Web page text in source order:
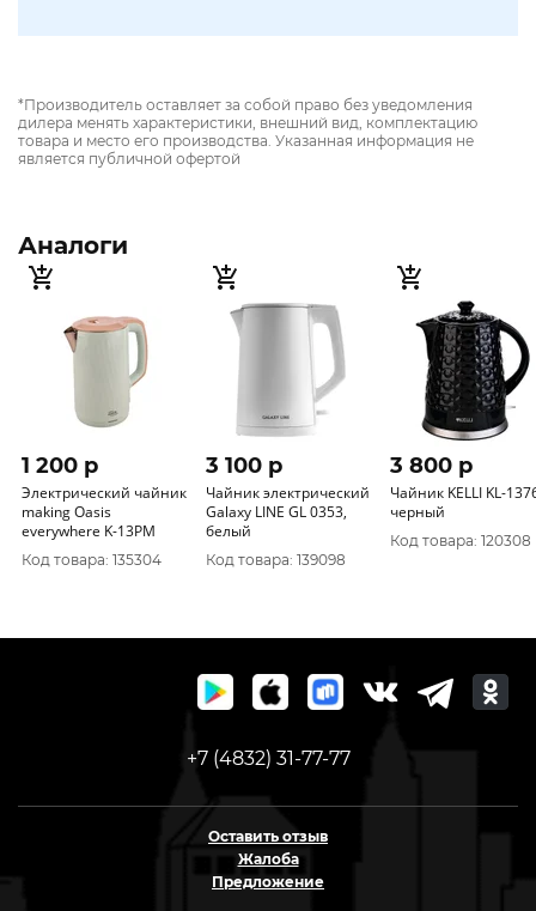
*Производитель оставляет за собой право без уведомления
дилера менять характеристики, внешний вид, комплектацию
товара и место его производства. Указанная информация не
является публичной офертой
Аналоги
1 200 p
Электрический чайник
making Оasis
everywhere K-13PM
Код товара: 135304
3 100 p
Чайник электрический
Galaxy LINE GL 0353,
белый
Код товара: 139098
3 800 p
Чайник KELLI KL-
черный
Код товара: 120308
+7 (4832) 31-77-77
Оставить отзыв
Жалоба
Предложение